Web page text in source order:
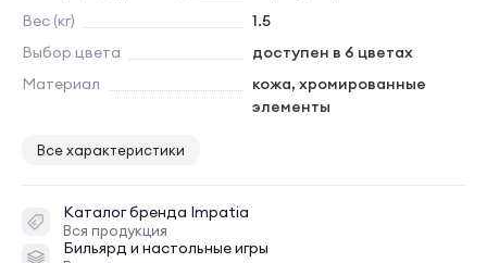
Вес (кг)
1.5
Выбор цвета
доступен в 6 цветах
Материал
кожа, хромированные
элементы
Все характеристики
Каталог бренда Impatia
Вся продукция
Бильярд и настольные игры